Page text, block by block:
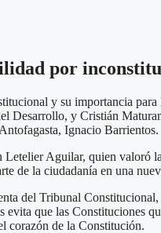
por
y su importancia
y Cristián
Ignacio Barrientos.
Aguilar, quien valoró
de la ciudadanía en una
del Tribunal
que las Constituciones
corazón de la Constitución.